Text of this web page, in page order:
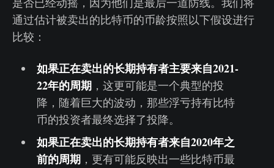
通过估计被卖出的比特币的币龄按照以下假设进行
比较：
如果正在卖出的长期持有者主要来自2021-
22年的周期，这更可能是一个典型的投
降，随着巨大的波动，那些浮亏持有比特
币的投资者最终选择了投降。
如果正在卖出的长期持有者来自2020年之
前的周期，更有可能反映出一些比特币最